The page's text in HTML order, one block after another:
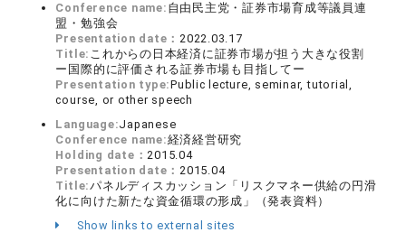
Conference name: 自由民主党・証券市場育成等議員連
盟・勉強会
Presentation date：2022.03.17
Title: これからの日本経済に証券市場が担う大きな役割
ー国際的に評価される証券市場も目指してー
Presentation type:Public lecture, seminar, tutorial,
course, or other speech
Language:Japanese
Conference name:経済経営研究
Holding date：2015.04
Presentation date：2015.04
Title:パネルディスカッション「リスクマネー供給の円滑
化に向けた新たな資金循環の形成」（発表資料）
Show links to external sites